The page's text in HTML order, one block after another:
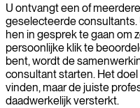
U ontvangt een of
geselecteerde
hen in gesprek te gaan om
persoonlijke klik te
bent, wordt de
consultant starten. Het
vinden, maar de juiste
daadwerkelijk versterkt.